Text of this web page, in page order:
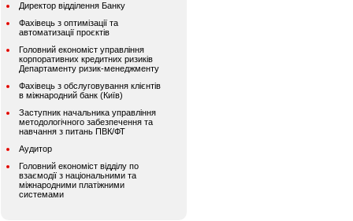
Директор відділення Банку
Фахівець з оптимізації та
автоматизації проєктів
Головний економіст управління
корпоративних кредитних ризиків
Департаменту ризик-менеджменту
Фахівець з обслуговування клієнтів
в міжнародний банк (Київ)
Заступник начальника управління
методологічного забезпечення та
навчання з питань ПВК/ФТ
Аудитор
Головний економіст відділу по
взаємодії з національними та
міжнародними платіжними
системами